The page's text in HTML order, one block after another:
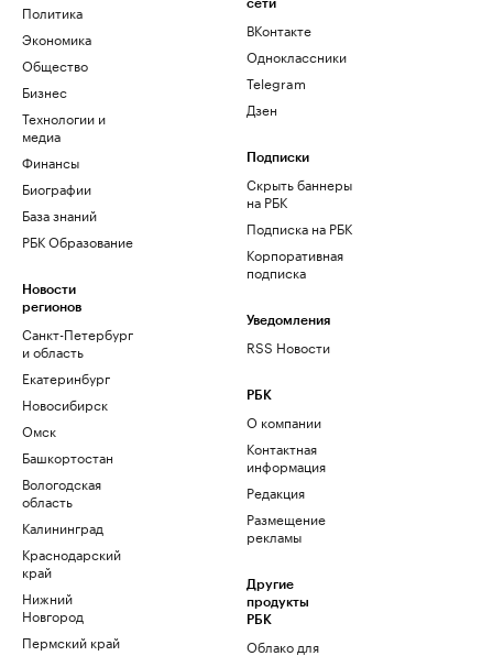
Политика
Экономика
Общество
Бизнес
Технологии и
медиа
Финансы
Биографии
База знаний
РБК Образование
Новости
регионов
Санкт-Петербург
и область
Екатеринбург
Новосибирск
Омск
Башкортостан
Вологодская
область
Калининград
Краснодарский
край
Нижний
Новгород
Пермский край
сети
ВКонтакте
Одноклассники
Telegram
Дзен
Подписки
Скрыть баннеры
на РБК
Подписка на РБК
Корпоративная
подписка
Уведомления
RSS Новости
РБК
О компании
Контактная
информация
Редакция
Размещение
рекламы
Другие
продукты
РБК
Облако для